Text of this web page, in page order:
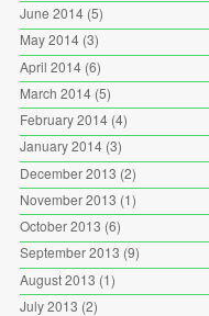
June 2014(5)
May 2014(3)
April 2014(6)
March 2014(5)
February 2014(4)
January 2014(3)
December 2013 (2)
November 2013 (1)
October 2013 (6)
September 2013 (9)
August 2013 (1)
July 2013 (2)